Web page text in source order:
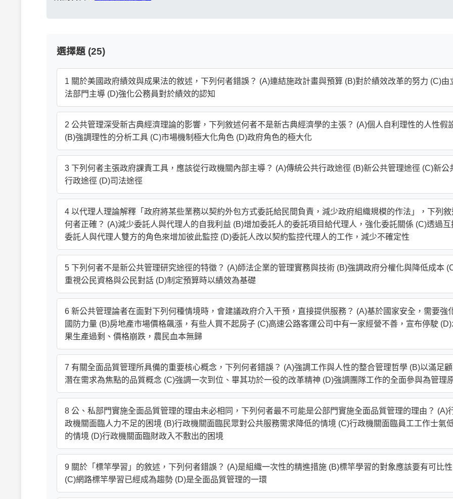
選擇題 (25)
1 關於美國政府績效與成果法的敘述，下列何者錯誤？ (A)連結施政計畫與預算 (B)對於績效改革的努力 (C)由
法部門主導 (D)強化公務員對於績效的認知
2 公共管理深受新古典經濟理論的影響，下列敘述何者不是新古典經濟學的主張？ (A)個人自利理性的人性假
(B)強調理性的分析工具 (C)市場機制極大化角色 (D)政府角色的極大化
3 下列何者主張政府課責工具，應該從行政機關內部主導？ (A)傳統公共行政途徑 (B)新公共管理途徑 (C)新公
行政途徑 (D)司法途徑
4 以代理人理論解釋「政府將某些業務以契約外包方式委託給民間負責，減少政府組織規模的作法」，下列敘
何者正確？ (A)減少委託人與代理人的自我利益 (B)增加委託人的委託項目給代理人，強化委託關係 (C)透過互
委託人與代理人雙方的角色來增加彼此監控 (D)委託人改以契約監控代理人的工作，減少不確定性
5 下列何者不是新公共管理研究途徑的特徵？ (A)師法企業的管理實務與技術 (B)強調政府分權化與降低成本
重視公民資格與公民對話 (D)制定預算時以績效為基礎
6 新公共管理論者在面對下列何種情境時，會建議政府介入干預，直接提供服務？ (A)基於國家安全，需要強
國防力量 (B)房地產市場價格飆漲，有些人買不起房子 (C)高速公路客運公司中有一家經營不善，宣布停駛 (D)
果生產過剩、價格崩跌，農民血本無歸
7 有關全面品質管理所具備的重要核心概念，下列何者錯誤？ (A)強調工作與人性的整合管理哲學 (B)以滿足
潛在需求為焦點的品質概念 (C)強調一次到位、畢其功於一役的改革精神 (D)強調團隊工作的全面參與為管理
8 公、私部門實施全面品質管理的理由未必相同，下列何者最不可能是公部門實施全面品質管理的理由？ (A)
政機關面臨人力不足的困境 (B)行政機關面臨民眾對公共服務需求降低的情境 (C)行政機關面臨員工工作士氣
的情境 (D)行政機關面臨財政入不敷出的困境
9 關於「標竿學習」的敘述，下列何者錯誤？ (A)是組織一次性的精進措施 (B)標竿學習的對象應該要有可比性
(C)網路標竿學習已經成為趨勢 (D)是全面品質管理的一環